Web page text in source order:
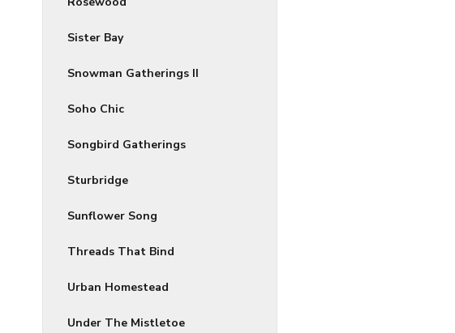
Sister Bay
Snowman Gatherings II
Soho Chic
Songbird Gatherings
Sturbridge
Sunflower Song
Threads That Bind
Urban Homestead
Under The Mistletoe